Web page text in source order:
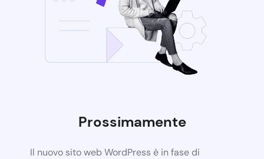
Prossimamente
Il nuovo sito web WordPress è in fase di